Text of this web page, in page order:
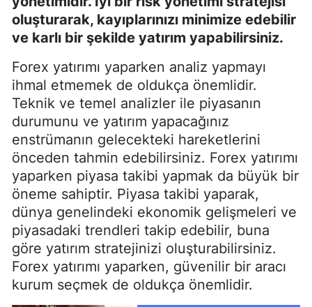
oluşturarak, kayıplarınızı minimize edebilir
ve karlı bir şekilde yatırım yapabilirsiniz.
Forex yatırımı yaparken analiz yapmayı
ihmal etmemek de oldukça önemlidir.
Teknik ve temel analizler ile piyasanın
durumunu ve yatırım yapacağınız
enstrümanın gelecekteki hareketlerini
önceden tahmin edebilirsiniz. Forex yatırımı
yaparken piyasa takibi yapmak da büyük bir
öneme sahiptir. Piyasa takibi yaparak,
dünya genelindeki ekonomik gelişmeleri ve
piyasadaki trendleri takip edebilir, buna
göre yatırım stratejinizi oluşturabilirsiniz.
Forex yatırımı yaparken, güvenilir bir aracı
kurum seçmek de oldukça önemlidir.